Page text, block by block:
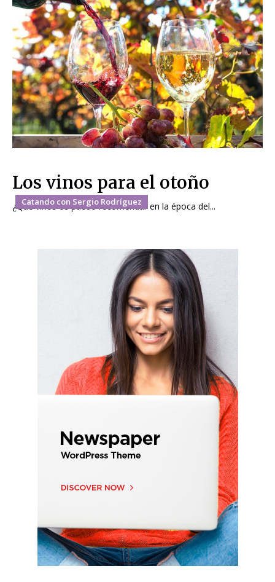
Catando con Sergio Rodríguez
Los vinos para el otoño
¿Qué vinos os puedo recomendar en la época del...